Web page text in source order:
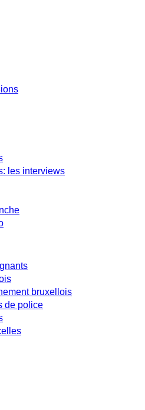
les interviews
bruxellois
de police